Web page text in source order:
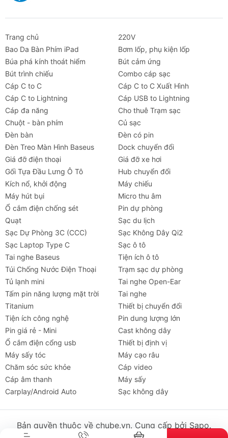
Tai nghe Cho thuê
Trang chủ
220V
Bao Da Bàn Phím iPad
Bơm lốp, phụ kiện lốp
Búa phá kính thoát hiểm
Bút cảm ứng
Bút trình chiếu
Combo cáp sạc
Cáp C to C
Cáp C to C Xuất Hình
Cáp C to Lightning
Cáp USB to Lightning
Cáp đa năng
Cho thuê Trạm sạc
Chuột - bàn phím
Củ sạc
Đèn bàn
Đèn có pin
Đèn Treo Màn Hình Baseus
Dock chuyển đổi
Giá đỡ điện thoại
Giá đỡ xe hơi
Gối Tựa Đầu Lưng Ô Tô
Hub chuyển đổi
Kích nổ, khởi động
Máy chiếu
Máy hút bụi
Micro thu âm
Ổ cắm điện chống sét
Pin dự phòng
Quạt
Sạc du lịch
Sạc Dự Phòng 3C (CCC)
Sạc Không Dây Qi2
Sạc Laptop Type C
Sạc ô tô
Tai nghe Baseus
Tiện ích ô tô
Túi Chống Nước Điện Thoại
Trạm sạc dự phòng
Tủ lạnh mini
Tai nghe Open-Ear
Tấm pin năng lượng mặt trời
Tai nghe
Titanium
Thiết bị chuyển đổi
Tiện ích công nghệ
Pin dung lượng lớn
Pin giá rẻ - Mini
Cast không dây
Ổ cắm điện cổng usb
Thiết bị định vị
Máy sấy tóc
Máy cạo râu
Chăm sóc sức khỏe
Cáp video
Cáp âm thanh
Máy sấy
Carplay/Android Auto
Sạc không dây
Bản quyền thuộc về chube.vn. Cung cấp bởi Sapo.